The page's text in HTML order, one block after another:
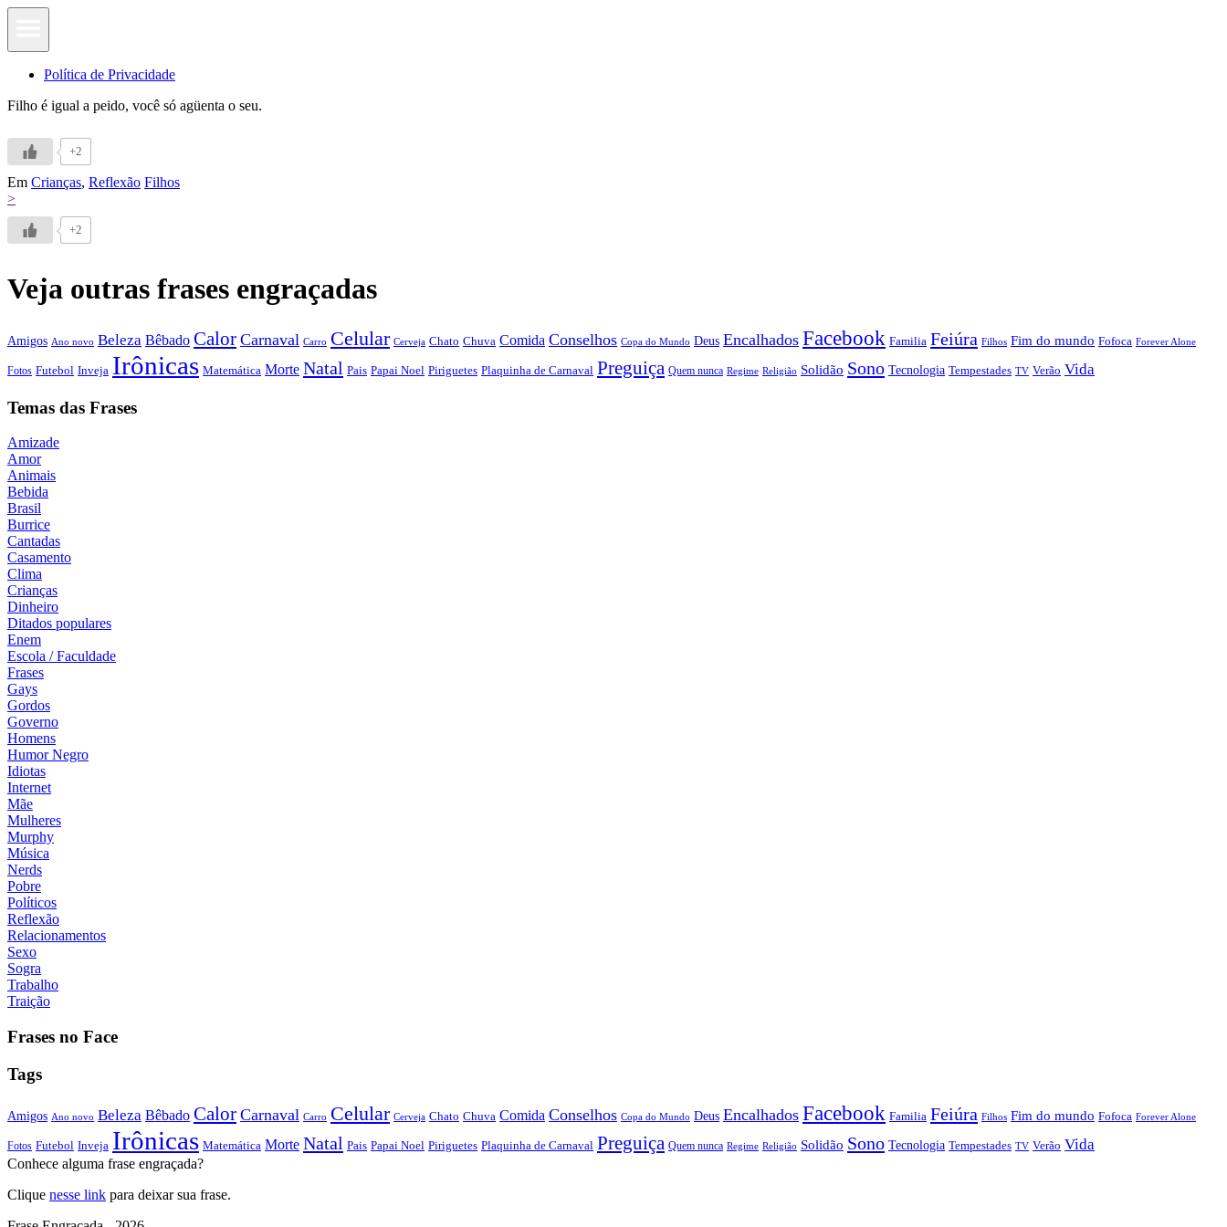
Política de Privacidade
Filho é igual a peido, você só agüenta o seu.
+2
Em Crianças, Reflexão Filhos
>
+2
Veja outras frases engraçadas
Amigos Ano novo Beleza Bêbado Calor Carnaval Carro Celular Cerveja Chato Chuva Comida Conselhos Copa do Mundo Deus Encalhados Facebook Familia Feiúra Filhos Fim do mundo Fofoca Forever Alone
Fotos Futebol Inveja Irônicas Matemática Morte Natal Pais Papai Noel Piriguetes Plaquinha de Carnaval Preguiça Quem nunca Regime Religião Solidão Sono Tecnologia Tempestades TV Verão Vida
Temas das Frases
Amizade
Amor
Animais
Bebida
Brasil
Burrice
Cantadas
Casamento
Clima
Crianças
Dinheiro
Ditados populares
Enem
Escola / Faculdade
Frases
Gays
Gordos
Governo
Homens
Humor Negro
Idiotas
Internet
Mãe
Mulheres
Murphy
Música
Nerds
Pobre
Políticos
Reflexão
Relacionamentos
Sexo
Sogra
Trabalho
Traição
Frases no Face
Tags
Amigos Ano novo Beleza Bêbado Calor Carnaval Carro Celular Cerveja Chato Chuva Comida Conselhos Copa do Mundo Deus Encalhados Facebook Familia Feiúra Filhos Fim do mundo Fofoca Forever Alone
Fotos Futebol Inveja Irônicas Matemática Morte Natal Pais Papai Noel Piriguetes Plaquinha de Carnaval Preguiça Quem nunca Regime Religião Solidão Sono Tecnologia Tempestades TV Verão Vida
Conhece alguma frase engraçada?
Clique nesse link para deixar sua frase.